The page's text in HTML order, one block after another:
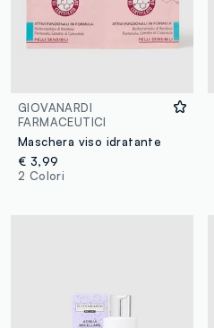
GIOVANARDI
FARMACEUTICI
Maschera viso idratante
€ 3,99
2 Colori